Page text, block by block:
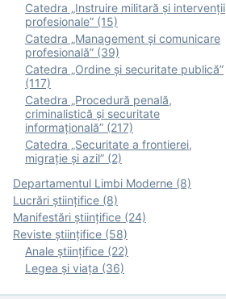
Catedra „Instruire militară şi intervenţii
profesionale” (15)
Catedra „Management și comunicare
profesională” (39)
Catedra „Ordine și securitate publică”
(117)
Catedra „Procedură penală,
criminalistică și securitate
informațională” (217)
Catedra „Securitate a frontierei,
migrație și azil” (2)
Departamentul Limbi Moderne (8)
Lucrări științifice (8)
Manifestări ştiinţifice (24)
Reviste ştiinţifice (58)
Anale ştiinţifice (22)
Legea şi viaţa (36)